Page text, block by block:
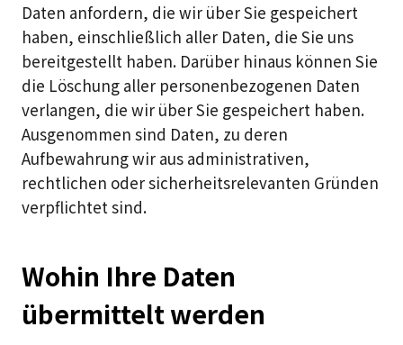
Daten anfordern, die wir über Sie gespeichert
haben, einschließlich aller Daten, die Sie uns
bereitgestellt haben. Darüber hinaus können Sie
die Löschung aller personenbezogenen Daten
verlangen, die wir über Sie gespeichert haben.
Ausgenommen sind Daten, zu deren
Aufbewahrung wir aus administrativen,
rechtlichen oder sicherheitsrelevanten Gründen
verpflichtet sind.
Wohin Ihre Daten
übermittelt werden